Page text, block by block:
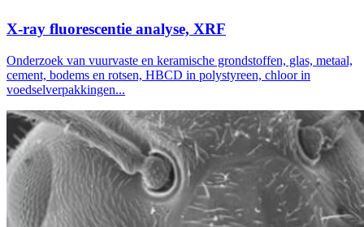
X-ray fluorescentie analyse, XRF
Onderzoek van vuurvaste en keramische grondstoffen, glas, metaal,
cement, bodems en rotsen, HBCD in polystyreen, chloor in
voedselverpakkingen...